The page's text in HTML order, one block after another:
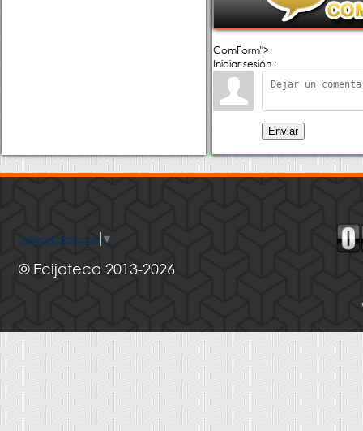
ComForm">
Iniciar sesión :
Enviar
Select Language ▼
© Ecijateca 2013-2026